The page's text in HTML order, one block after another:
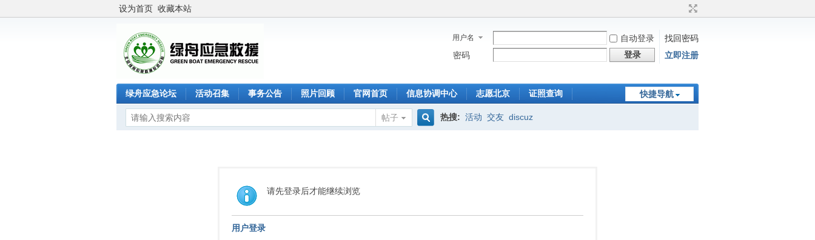
设为首页 收藏本站
用户名 自动登录
找回密码
密码
登录 立即注册
快捷导航
绿舟应急论坛 活动召集 事务公告 照片回顾 官网首页 信息协调中心 志愿北京 证照查询
帖子
热搜: 活动 交友 discuz
请先登录后才能继续浏览
用户登录